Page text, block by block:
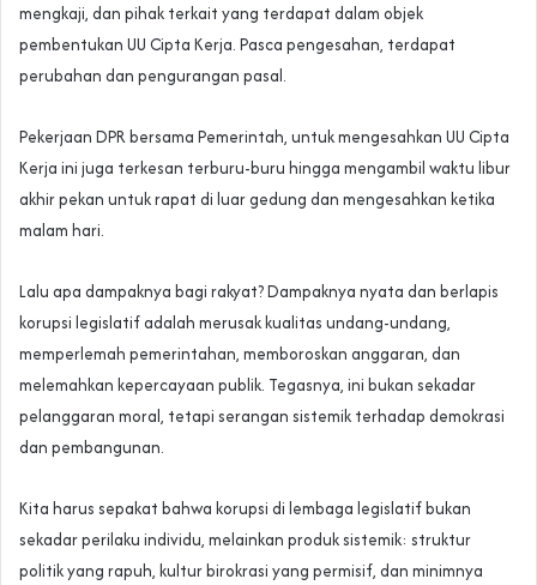
mengkaji, dan pihak terkait yang terdapat dalam objek
pembentukan UU Cipta Kerja. Pasca pengesahan, terdapat
perubahan dan pengurangan pasal.
Pekerjaan DPR bersama Pemerintah, untuk mengesahkan UU Cipta
Kerja ini juga terkesan terburu-buru hingga mengambil waktu libur
akhir pekan untuk rapat di luar gedung dan mengesahkan ketika
malam hari.
Lalu apa dampaknya bagi rakyat? Dampaknya nyata dan berlapis
korupsi legislatif adalah merusak kualitas undang-undang,
memperlemah pemerintahan, memboroskan anggaran, dan
melemahkan kepercayaan publik. Tegasnya, ini bukan sekadar
pelanggaran moral, tetapi serangan sistemik terhadap demokrasi
dan pembangunan.
Kita harus sepakat bahwa korupsi di lembaga legislatif bukan
sekadar perilaku individu, melainkan produk sistemik: struktur
politik yang rapuh, kultur birokrasi yang permisif, dan minimnya